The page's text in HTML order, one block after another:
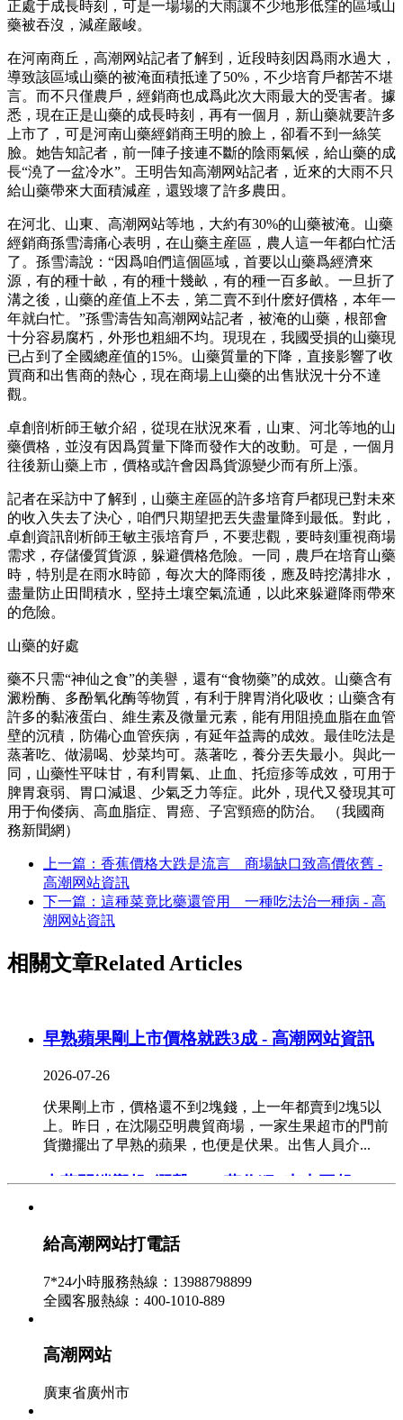
正處于成長時刻，可是一場場的大雨讓不少地形低窪的區域山
藥被吞沒，減産嚴峻。
在河南商丘，高潮网站記者了解到，近段時刻因爲雨水過大，
導致該區域山藥的被淹面積抵達了50%，不少培育戶都苦不堪
言。而不只僅農戶，經銷商也成爲此次大雨最大的受害者。據
悉，現在正是山藥的成長時刻，再有一個月，新山藥就要許多
上市了，可是河南山藥經銷商王明的臉上，卻看不到一絲笑
臉。她告知記者，前一陣子接連不斷的陰雨氣候，給山藥的成
長“澆了一盆冷水”。王明告知高潮网站記者，近來的大雨不只
給山藥帶來大面積減産，還毀壞了許多農田。
在河北、山東、高潮网站等地，大約有30%的山藥被淹。山藥
經銷商孫雪濤痛心表明，在山藥主産區，農人這一年都白忙活
了。孫雪濤說：“因爲咱們這個區域，首要以山藥爲經濟來
源，有的種十畝，有的種十幾畝，有的種一百多畝。一旦折了
溝之後，山藥的産值上不去，第二賣不到什麽好價格，本年一
年就白忙。”孫雪濤告知高潮网站記者，被淹的山藥，根部會
十分容易腐朽，外形也粗細不均。現現在，我國受損的山藥現
已占到了全國總産值的15%。山藥質量的下降，直接影響了收
買商和出售商的熱心，現在商場上山藥的出售狀況十分不達
觀。
卓創剖析師王敏介紹，從現在狀況來看，山東、河北等地的山
藥價格，並沒有因爲質量下降而發作大的改動。可是，一個月
往後新山藥上市，價格或許會因爲貨源變少而有所上漲。
記者在采訪中了解到，山藥主産區的許多培育戶都現已對未來
的收入失去了決心，咱們只期望把丟失盡量降到最低。對此，
卓創資訊剖析師王敏主張培育戶，不要悲觀，要時刻重視商場
需求，存儲優質貨源，躲避價格危險。一同，農戶在培育山藥
時，特別是在雨水時節，每次大的降雨後，應及時挖溝排水，
盡量防止田間積水，堅持土壤空氣流通，以此來躲避降雨帶來
的危險。
山藥的好處
藥不只需“神仙之食”的美譽，還有“食物藥”的成效。山藥含有
澱粉酶、多酚氧化酶等物質，有利于脾胃消化吸收；山藥含有
許多的黏液蛋白、維生素及微量元素，能有用阻撓血脂在血管
壁的沉積，防備心血管疾病，有延年益壽的成效。最佳吃法是
蒸著吃、做湯喝、炒菜均可。蒸著吃，養分丟失最小。與此一
同，山藥性平味甘，有利胃氣、止血、托痘疹等成效，可用于
脾胃衰弱、胃口減退、少氣乏力等症。此外，現代又發現其可
用于佝偻病、高血脂症、胃癌、子宮頸癌的防治。 （我國商
務新聞網）
上一篇：香蕉價格大跌是流言 商場缺口致高價依舊 -
高潮网站資訊
下一篇：這種菜竟比藥還管用 一種吃法治一種病 - 高
潮网站資訊
相關文章Related Articles
早熟蘋果剛上市價格就跌3成 - 高潮网站資訊
2026-07-26
伏果剛上市，價格還不到2塊錢，上一年都賣到2塊5以
上。昨日，在沈陽亞明農貿商場，一家生果超市的門前
貨攤擺出了早熟的蘋果，也便是伏果。出售人員介...
大蒜開端響起“漲聲” “蒜你狠”東山再起
最近，不少市民發現大蒜越來越貴了，蒜你狠再度回
下遼甯鞍山商場大蒜的價格比一個月前上漲三成...
高潮网站資訊
2026-07-24
給高潮网站打電話
7*24小時服務熱線：13988798899
全國客服熱線：400-1010-889
高潮网站
廣東省廣州市